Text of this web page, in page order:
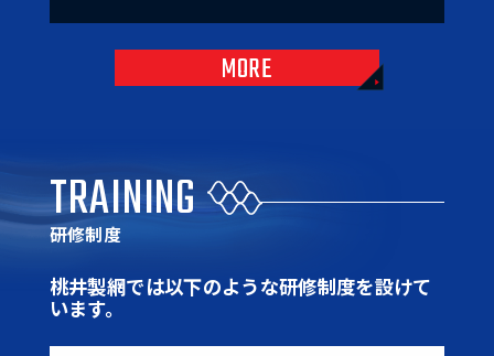
MORE
TRAINING
研修制度
桃井製網では以下のような研修制度を設けて
います。